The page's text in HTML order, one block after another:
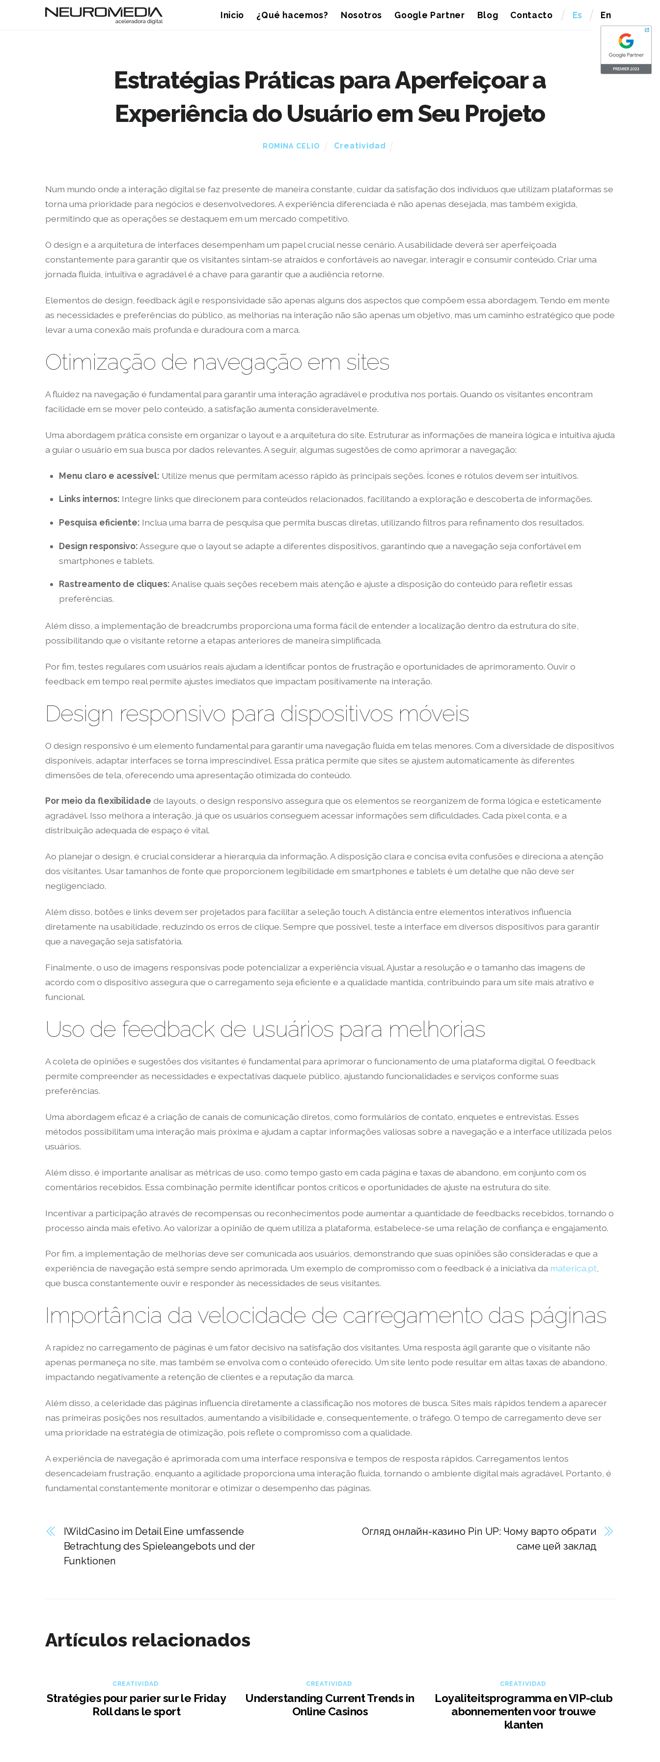
Inicio ¿Qué hacemos? Nosotros Google Partner Blog Contacto Es En
Estratégias Práticas para Aperfeiçoar a
Experiência do Usuário em Seu Projeto
ROMINA CELIO Creatividad
Num mundo onde a interação digital se faz presente de maneira constante, cuidar da satisfação dos indivíduos que utilizam plataformas se
torna uma prioridade para negócios e desenvolvedores. A experiência diferenciada é não apenas desejada, mas também exigida,
permitindo que as operações se destaquem em um mercado competitivo.
O design e a arquitetura de interfaces desempenham um papel crucial nesse cenário. A usabilidade deverá ser aperfeiçoada
constantemente para garantir que os visitantes sintam-se atraídos e confortáveis ao navegar, interagir e consumir conteúdo. Criar uma
jornada fluida, intuitiva e agradável é a chave para garantir que a audiência retorne.
Elementos de design, feedback ágil e responsividade são apenas alguns dos aspectos que compõem essa abordagem. Tendo em mente
as necessidades e preferências do público, as melhorias na interação não são apenas um objetivo, mas um caminho estratégico que pode
levar a uma conexão mais profunda e duradoura com a marca.
Otimização de navegação em sites
A fluidez na navegação é fundamental para garantir uma interação agradável e produtiva nos portais. Quando os visitantes encontram
facilidade em se mover pelo conteúdo, a satisfação aumenta consideravelmente.
Uma abordagem prática consiste em organizar o layout e a arquitetura do site. Estruturar as informações de maneira lógica e intuitiva ajuda
a guiar o usuário em sua busca por dados relevantes. A seguir, algumas sugestões de como aprimorar a navegação:
Menu claro e acessível: Utilize menus que permitam acesso rápido às principais seções. Ícones e rótulos devem ser intuitivos.
Links internos: Integre links que direcionem para conteúdos relacionados, facilitando a exploração e descoberta de informações.
Pesquisa eficiente: Inclua uma barra de pesquisa que permita buscas diretas, utilizando filtros para refinamento dos resultados.
Design responsivo: Assegure que o layout se adapte a diferentes dispositivos, garantindo que a navegação seja confortável em
smartphones e tablets.
Rastreamento de cliques: Analise quais seções recebem mais atenção e ajuste a disposição do conteúdo para refletir essas
preferências.
Além disso, a implementação de breadcrumbs proporciona uma forma fácil de entender a localização dentro da estrutura do site,
possibilitando que o visitante retorne a etapas anteriores de maneira simplificada.
Por fim, testes regulares com usuários reais ajudam a identificar pontos de frustração e oportunidades de aprimoramento. Ouvir o
feedback em tempo real permite ajustes imediatos que impactam positivamente na interação.
Design responsivo para dispositivos móveis
O design responsivo é um elemento fundamental para garantir uma navegação fluida em telas menores. Com a diversidade de dispositivos
disponíveis, adaptar interfaces se torna imprescindível. Essa prática permite que sites se ajustem automaticamente às diferentes
dimensões de tela, oferecendo uma apresentação otimizada do conteúdo.
Por meio da flexibilidade de layouts, o design responsivo assegura que os elementos se reorganizem de forma lógica e esteticamente
agradável. Isso melhora a interação, já que os usuários conseguem acessar informações sem dificuldades. Cada pixel conta, e a
distribuição adequada de espaço é vital.
Ao planejar o design, é crucial considerar a hierarquia da informação. A disposição clara e concisa evita confusões e direciona a atenção
dos visitantes. Usar tamanhos de fonte que proporcionem legibilidade em smartphones e tablets é um detalhe que não deve ser
negligenciado.
Além disso, botões e links devem ser projetados para facilitar a seleção touch. A distância entre elementos interativos influencia
diretamente na usabilidade, reduzindo os erros de clique. Sempre que possível, teste a interface em diversos dispositivos para garantir
que a navegação seja satisfatória.
Finalmente, o uso de imagens responsivas pode potencializar a experiência visual. Ajustar a resolução e o tamanho das imagens de
acordo com o dispositivo assegura que o carregamento seja eficiente e a qualidade mantida, contribuindo para um site mais atrativo e
funcional.
Uso de feedback de usuários para melhorias
A coleta de opiniões e sugestões dos visitantes é fundamental para aprimorar o funcionamento de uma plataforma digital. O feedback
permite compreender as necessidades e expectativas daquele público, ajustando funcionalidades e serviços conforme suas
preferências.
Uma abordagem eficaz é a criação de canais de comunicação diretos, como formulários de contato, enquetes e entrevistas. Esses
métodos possibilitam uma interação mais próxima e ajudam a captar informações valiosas sobre a navegação e a interface utilizada pelos
usuários.
Além disso, é importante analisar as métricas de uso, como tempo gasto em cada página e taxas de abandono, em conjunto com os
comentários recebidos. Essa combinação permite identificar pontos críticos e oportunidades de ajuste na estrutura do site.
Incentivar a participação através de recompensas ou reconhecimentos pode aumentar a quantidade de feedbacks recebidos, tornando o
processo ainda mais efetivo. Ao valorizar a opinião de quem utiliza a plataforma, estabelece-se uma relação de confiança e engajamento.
Por fim, a implementação de melhorias deve ser comunicada aos usuários, demonstrando que suas opiniões são consideradas e que a
experiência de navegação está sempre sendo aprimorada. Um exemplo de compromisso com o feedback é a iniciativa da materica.pt,
que busca constantemente ouvir e responder às necessidades de seus visitantes.
Importância da velocidade de carregamento das páginas
A rapidez no carregamento de páginas é um fator decisivo na satisfação dos visitantes. Uma resposta ágil garante que o visitante não
apenas permaneça no site, mas também se envolva com o conteúdo oferecido. Um site lento pode resultar em altas taxas de abandono,
impactando negativamente a retenção de clientes e a reputação da marca.
Além disso, a celeridade das páginas influencia diretamente a classificação nos motores de busca. Sites mais rápidos tendem a aparecer
nas primeiras posições nos resultados, aumentando a visibilidade e, consequentemente, o tráfego. O tempo de carregamento deve ser
uma prioridade na estratégia de otimização, pois reflete o compromisso com a qualidade.
A experiência de navegação é aprimorada com uma interface responsiva e tempos de resposta rápidos. Carregamentos lentos
desencadeiam frustração, enquanto a agilidade proporciona uma interação fluida, tornando o ambiente digital mais agradável. Portanto, é
fundamental constantemente monitorar e otimizar o desempenho das páginas.
IWildCasino im Detail Eine umfassende
Betrachtung des Spieleangebots und der
Funktionen
Огляд онлайн-казино Pin UP: Чому варто обрати
саме цей заклад
Artículos relacionados
CREATIVIDAD
Stratégies pour parier sur le Friday
Roll dans le sport
CREATIVIDAD
Understanding Current Trends in
Online Casinos
CREATIVIDAD
Loyaliteitsprogramma en VIP-club
abonnementen voor trouwe
klanten